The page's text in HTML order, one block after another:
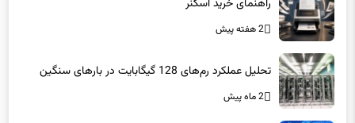
راهنمای خرید اسکنر
2 هفته پیش
تحلیل عملکرد رم‌های 128 گیگابایت در بارهای سنگین
2 ماه پیش